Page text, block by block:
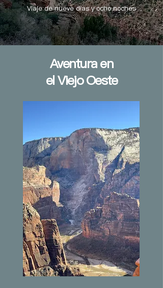
Viaje de nueve días y ocho noches
Aventura en
el Viejo Oeste